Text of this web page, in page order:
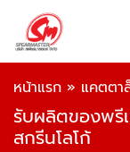
หน้าแรก » แคตตา
รับผลิตของพรี
สกรีนโลโก้